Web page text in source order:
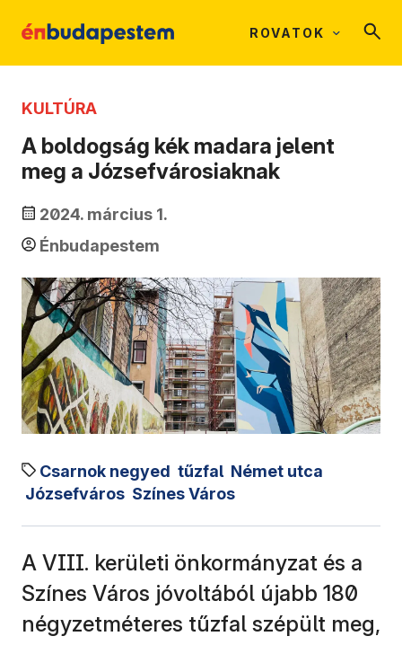
ROVATOK
KULTÚRA
A boldogság kék madara jelent
meg a Józsefvárosiaknak
2024. március 1.
Énbudapestem
Csarnok negyed tűzfal Német utca
Józsefváros Színes Város
A VIII. kerületi önkormányzat és a
Színes Város jóvoltából újabb 180
négyzetméteres tűzfal szépült meg,